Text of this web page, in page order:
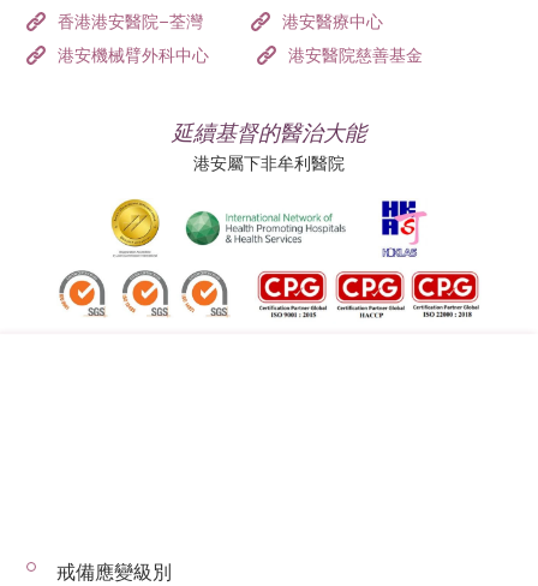
香港港安醫院–荃灣
港安醫療中心
港安機械臂外科中心
港安醫院慈善基金
延續基督的醫治大能
港安屬下非牟利醫院
戒備應變級別